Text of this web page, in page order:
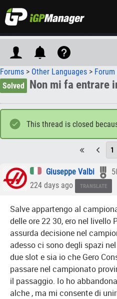
Forums > Other Languages >
Solved
Non mi fa entrare
This thread is closed
1
Giuseppe Valbi
224 days ago
TRANSLATE
Salve appartengo al
delle ore 22 30, ero nel livello
assurda decisione nel
adesso ci sono degli spazi
due slot e sia io che Gero
passare nel campionato
il passaggio. Io ho
alche , ma mi consente di